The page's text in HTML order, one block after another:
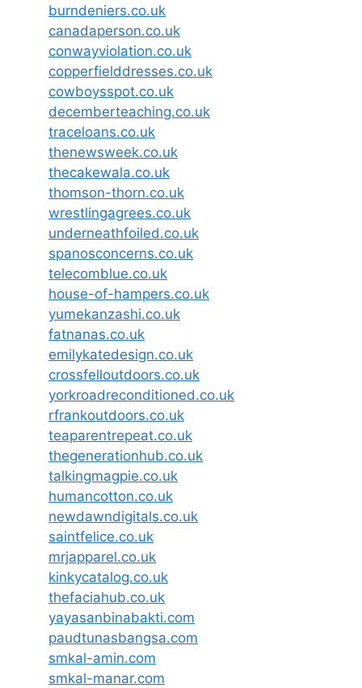
burndeniers.co.uk
canadaperson.co.uk
conwayviolation.co.uk
copperfielddresses.co.uk
cowboysspot.co.uk
decemberteaching.co.uk
traceloans.co.uk
thenewsweek.co.uk
thecakewala.co.uk
thomson-thorn.co.uk
wrestlingagrees.co.uk
underneathfoiled.co.uk
spanosconcerns.co.uk
telecomblue.co.uk
house-of-hampers.co.uk
yumekanzashi.co.uk
fatnanas.co.uk
emilykatedesign.co.uk
crossfelloutdoors.co.uk
yorkroadreconditioned.co.uk
rfrankoutdoors.co.uk
teaparentrepeat.co.uk
thegenerationhub.co.uk
talkingmagpie.co.uk
humancotton.co.uk
newdawndigitals.co.uk
saintfelice.co.uk
mrjapparel.co.uk
kinkycatalog.co.uk
thefaciahub.co.uk
yayasanbinabakti.com
paudtunasbangsa.com
smkal-amin.com
smkal-manar.com